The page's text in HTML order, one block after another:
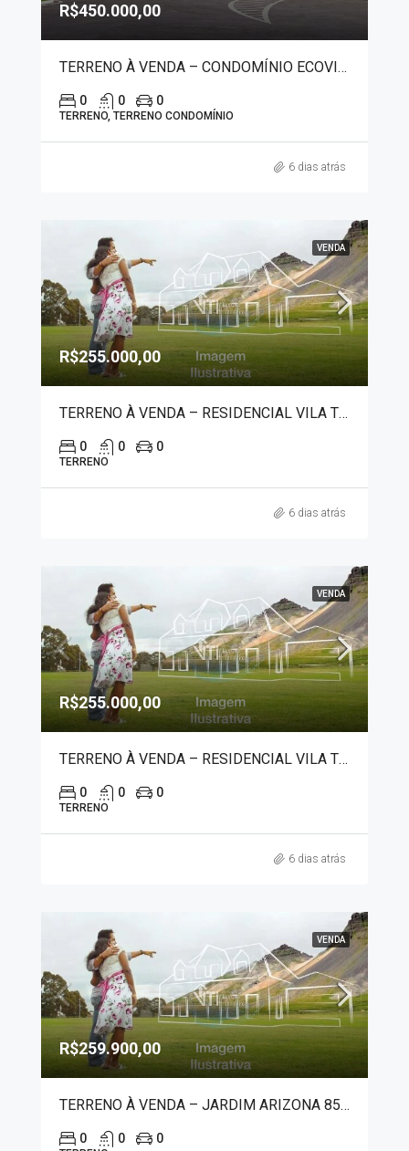
R$450.000,00
TERRENO À VENDA – CONDOMÍNIO ECOVILLE RIFAINA 20140
0 0 0
TERRENO, TERRENO CONDOMÍNIO
6 dias atrás
VENDA
R$255.000,00
TERRENO À VENDA – RESIDENCIAL VILA TOTOLI 20138
0 0 0
TERRENO
6 dias atrás
VENDA
R$255.000,00
TERRENO À VENDA – RESIDENCIAL VILA TOTOLI 20139
0 0 0
TERRENO
6 dias atrás
VENDA
R$259.900,00
TERRENO À VENDA – JARDIM ARIZONA 8559
0 0 0